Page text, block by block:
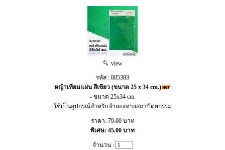
view
รหัส : 885383
หญ้าเทียมแผ่น สีเขียว (ขนาด 25 x 34 cm.)
- ขนาด 25x34 cm.
-ใช้เป็นอุปกรณ์สำหรับจำลองทางสถาปัตยกรรม.
ราคา:79.00บาท
พิเศษ: 45.00 บาท
จำนวน :